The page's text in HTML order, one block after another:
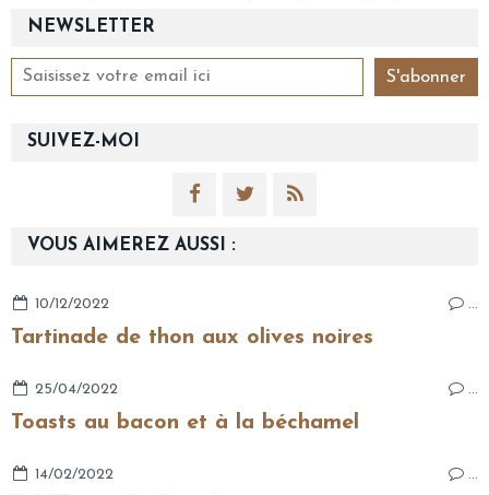
NEWSLETTER
SUIVEZ-MOI
VOUS AIMEREZ AUSSI :
10/12/2022 …
Tartinade de thon aux olives noires
25/04/2022 …
Toasts au bacon et à la béchamel
14/02/2022